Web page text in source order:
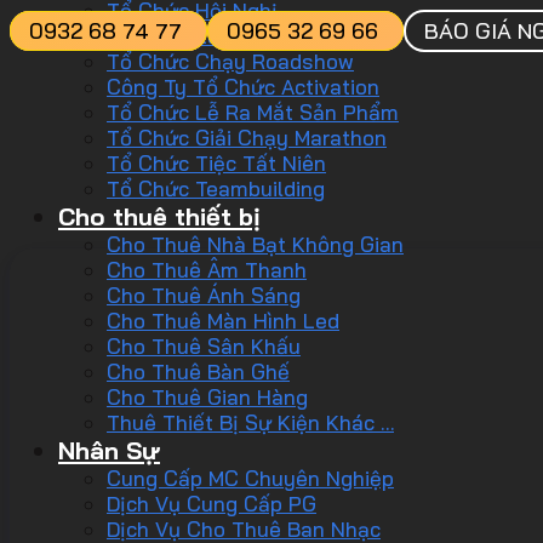
Tổ Chức Hội Nghị
Tổ Chức Lễ Kỷ Niệm
Tổ Chức Chạy Roadshow
Công Ty Tổ Chức Activation
Tổ Chức Lễ Ra Mắt Sản Phẩm
Tổ Chức Giải Chạy Marathon
Tổ Chức Tiệc Tất Niên
Tổ Chức Teambuilding
Cho thuê thiết bị
Cho Thuê Nhà Bạt Không Gian
Cho Thuê Âm Thanh
Cho Thuê Ánh Sáng
Cho Thuê Màn Hình Led
Cho Thuê Sân Khấu
Cho Thuê Bàn Ghế
Cho Thuê Gian Hàng
Thuê Thiết Bị Sự Kiện Khác …
Nhân Sự
Cung Cấp MC Chuyên Nghiệp
Dịch Vụ Cung Cấp PG
Dịch Vụ Cho Thuê Ban Nhạc
0932 68 74 77 0965 32 69 66 BÁO GIÁ